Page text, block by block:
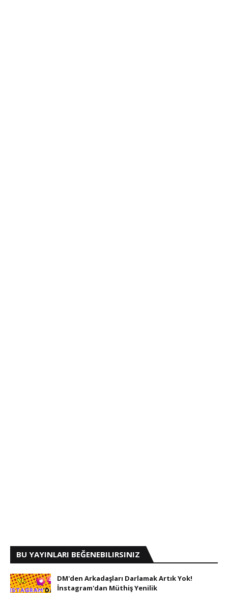
BU YAYINLARI BEĞENEBILIRSINIZ
DM'den Arkadaşları Darlamak Artık Yok!
İnstagram'dan Müthiş Yenilik